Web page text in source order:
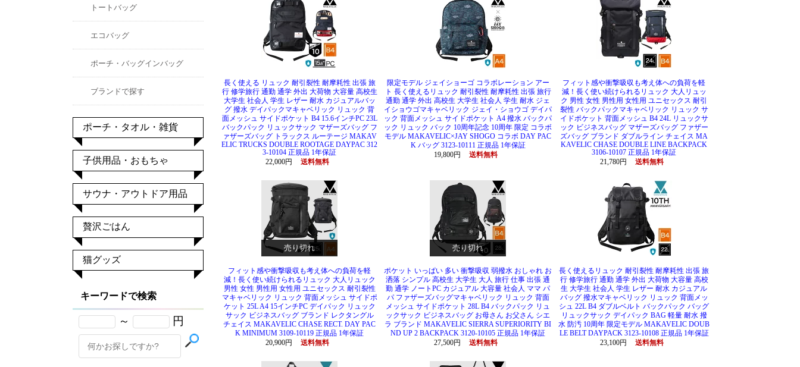
長く使える リュック 耐引裂性 耐摩耗性 出張 旅
行 修学旅行 通勤 通学 外出 大荷物 大容量 高校生
大学生 社会人 学生 レザー 耐水 カジュアルバッ
グ 撥水 デイパックマキャベリック リュック 背
面メッシュ サイドポケット B4 15.6インチPC 23L
バックパック リュックサック マザーズバッグ フ
ァザーズバッグ トラックス ルーテージ MAKAV
ELIC TRUCKS DOUBLE ROOTAGE DAYPAC 312
3-10104 正規品 1年保証
22,000円
送料無料
限定モデル ジェイショーゴ コラボレーション アー
ト 長く使えるリュック 耐引裂性 耐摩耗性 出張 旅行
通勤 通学 外出 高校生 大学生 社会人 学生 耐水 ジェ
イショウゴマキャベリック ジェイ・ショウゴ デイパ
ック 背面メッシュ サイドポケット A4 撥水 バックパ
ック リュック バック 10周年記念 10周年 限定 コラボ
モデル MAKAVELIC×JAY SHOGO コラボ DAY PAC
K バッグ 3123-10111 正規品 1年保証
19,800円
送料無料
フィット感や衝撃吸収も考え体への負荷を軽
減！長く使い続けられるリュック 大人リュッ
ク 男性 女性 男性用 女性用 ユニセックス 耐引
裂性 バックパックマキャベリック リュック サ
イドポケット 背面メッシュ B4 24L リュックサ
ック ビジネスバッグ マザーズバッグ ファザー
ズバッグ ブランド ダブルライン チェイス MA
KAVELIC CHASE DOUBLE LINE BACKPACK
3106-10107 正規品 1年保証
21,780円
送料無料
売り切れ 売り切れ
フィット感や衝撃吸収も考え体への負荷を軽
減！長く使い続けられるリュック 大人リュック
男性 女性 男性用 女性用 ユニセックス 耐引裂性
マキャベリック リュック 背面メッシュ サイドポ
ケット 25L A4 15インチPC デイパック リュック
サック ビジネスバッグ ブランド レクタングル
チェイス MAKAVELIC CHASE RECT. DAY PAC
K MINIMUM 3109-10119 正規品 1年保証
20,900円
送料無料
ポケット いっぱい 多い 衝撃吸収 弱撥水 おしゃれ お
洒落 シンプル 高校生 大学生 大人 旅行 仕事 出張 通
勤 通学 ノートPC カジュアル 大容量 社会人 ママ パ
パ ファザーズバッグマキャベリック リュック 背面
メッシュ サイドポケット 28L B4 バックパック リュ
ックサック ビジネスバッグ お母さん お父さん シエ
ラ ブランド MAKAVELIC SIERRA SUPERIORITY BI
ND UP 2 BACKPACK 3120-10105 正規品 1年保証
27,500円
送料無料
長く使えるリュック 耐引裂性 耐摩耗性 出張 旅
行 修学旅行 通勤 通学 外出 大荷物 大容量 高校
生 大学生 社会人 学生 レザー 耐水 カジュアル
バッグ 撥水マキャベリック リュック 背面メッ
シュ 22L B4 ダブルベルト バックパック バッグ
リュックサック デイパック BAG 軽量 耐水 撥
水 防汚 10周年 限定モデル MAKAVELIC DOUB
LE BELT DAYPACK 3123-10108 正規品 1年保証
23,100円
送料無料